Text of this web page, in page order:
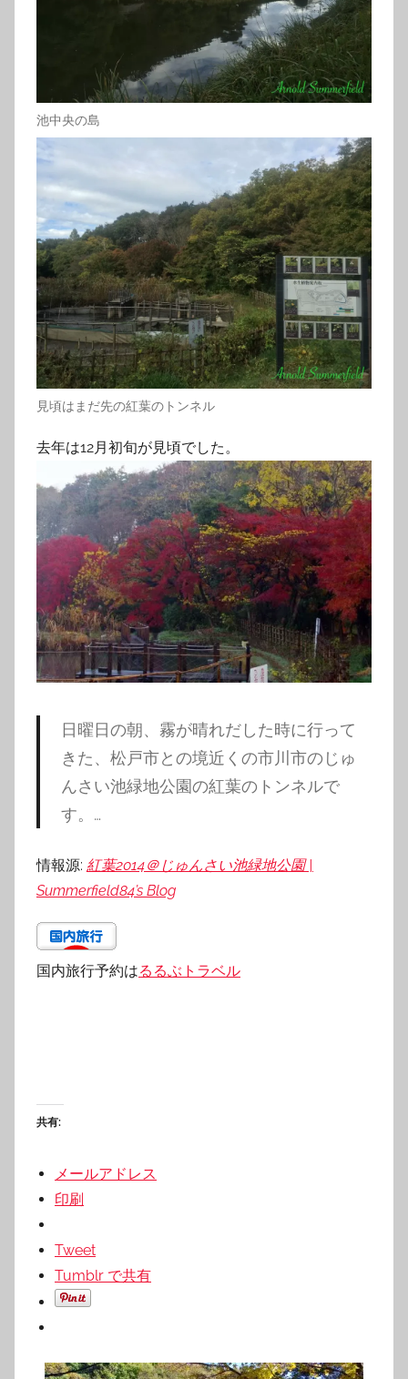
池中央の島
見頃はまだ先の紅葉のトンネル
去年は12月初旬が見頃でした。
日曜日の朝、霧が晴れだした時に行って
きた、松戸市との境近くの市川市のじゅ
んさい池緑地公園の紅葉のトンネルで
す。…
情報源: 紅葉2014＠じゅんさい池緑地公園 |
Summerfield84’s Blog
国内旅行予約はるるぶトラベル
共有:
メールアドレス
印刷
Tweet
Tumblr で共有